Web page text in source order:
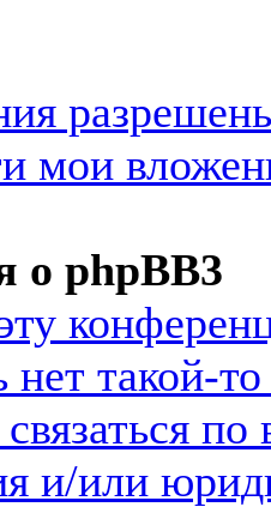
мои
о phpBB3
нет такой-
по
и/или